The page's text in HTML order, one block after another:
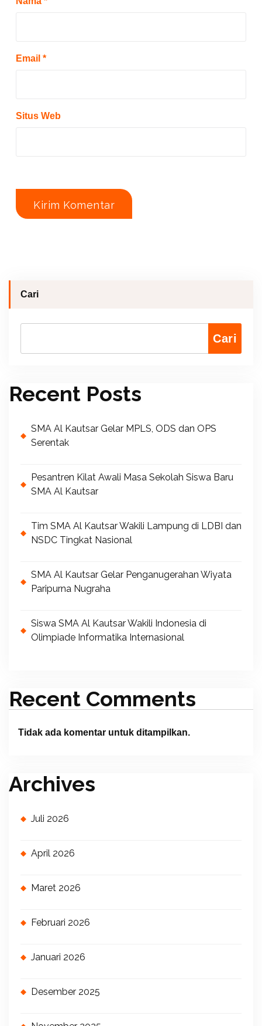
Email *
Situs Web
Cari
Cari
Recent Posts
SMA Al Kautsar Gelar MPLS, ODS dan OPS
Serentak
Pesantren Kilat Awali Masa Sekolah Siswa Baru
SMA Al Kautsar
Tim SMA Al Kautsar Wakili Lampung di LDBI dan
NSDC Tingkat Nasional
SMA Al Kautsar Gelar Penganugerahan Wiyata
Paripurna Nugraha
Siswa SMA Al Kautsar Wakili Indonesia di
Olimpiade Informatika Internasional
Recent Comments
Tidak ada komentar untuk ditampilkan.
Archives
Juli 2026
April 2026
Maret 2026
Februari 2026
Januari 2026
Desember 2025